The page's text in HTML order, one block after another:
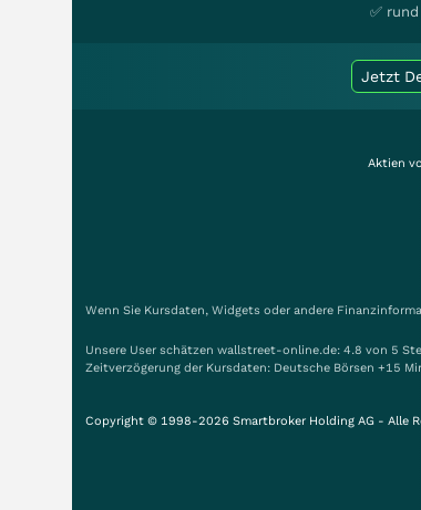
✅
Jetzt
Aktien
Wenn Sie Kursdaten, Widgets oder andere
Unsere User schätzen wallstreet-online.de: 4.8 von 5
Zeitverzögerung der Kursdaten: Deutsche Börsen +15
Copyright © 1998-2026 Smartbroker Holding AG - Alle